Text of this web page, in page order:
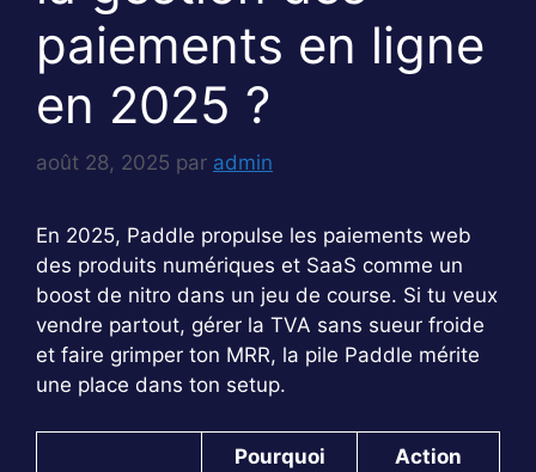
paiements en ligne
en 2025 ?
août 28, 2025 par admin
En 2025, Paddle propulse les paiements web
des produits numériques et SaaS comme un
boost de nitro dans un jeu de course. Si tu veux
vendre partout, gérer la TVA sans sueur froide
et faire grimper ton MRR, la pile Paddle mérite
une place dans ton setup.
Pourquoi
Action